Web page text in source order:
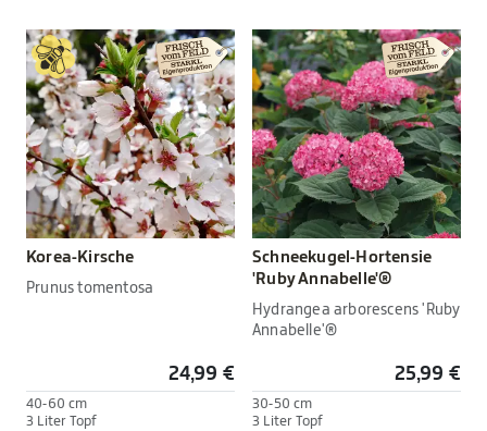
Korea-Kirsche
Prunus tomentosa
24,99 €
40-60 cm
3 Liter Topf
Schneekugel-Hortensie
'Ruby Annabelle'®
Hydrangea arborescens 'Ruby
Annabelle'®
25,99 €
30-50 cm
3 Liter Topf